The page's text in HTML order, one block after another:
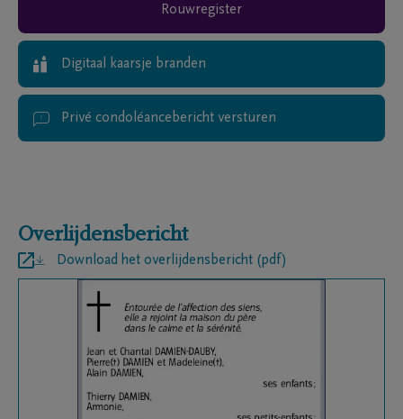
Rouwregister
Digitaal kaarsje branden
Privé condoléancebericht versturen
Overlijdensbericht
Download het overlijdensbericht (pdf)